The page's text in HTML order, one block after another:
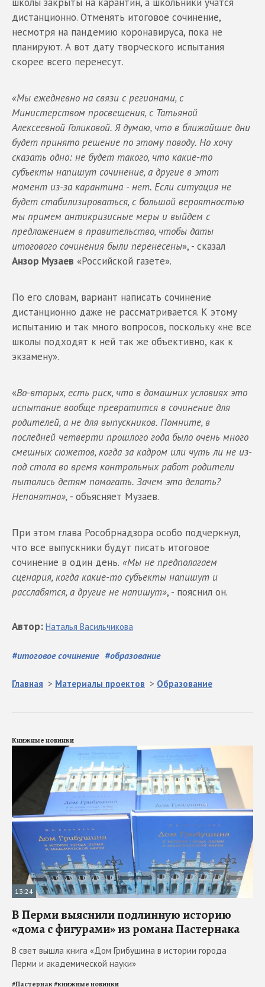
школы закрыты на карантин, а школьники учатся
дистанционно. Отменять итоговое сочинение,
несмотря на пандемию коронавируса, пока не
планируют. А вот дату творческого испытания
скорее всего перенесут.
«Мы ежедневно на связи с регионами, с
Министерством просвещения, с Татьяной
Алексеевной Голиковой. Я думаю, что в ближайшие дни
будет принято решение по этому поводу. Но хочу
сказать одно: не будет такого, что какие-то
субъекты напишут сочинение, а другие в этот
момент из-за карантина - нет. Если ситуация не
будет стабилизироваться, с большой вероятностью
мы примем антикризисные меры и выйдем с
предложением в правительство, чтобы даты
итогового сочинения были перенесены», - сказал
Анзор Музаев «Российской газете».
По его словам, вариант написать сочинение
дистанционно даже не рассматривается. К этому
испытанию и так много вопросов, поскольку «не все
школы подходят к ней так же объективно, как к
экзамену».
«Во-вторых, есть риск, что в домашних условиях это
испытание вообще превратится в сочинение для
родителей, а не для выпускников. Помните, в
последней четверти прошлого года было очень много
смешных сюжетов, когда за кадром или чуть ли не из-
под стола во время контрольных работ родители
пытались детям помогать. Зачем это делать?
Непонятно», - объясняет Музаев.
При этом глава Рособрнадзора особо подчеркнул,
что все выпускники будут писать итоговое
сочинение в один день. «Мы не предполагаем
сценария, когда какие-то субъекты напишут и
расслабятся, а другие не напишут», - пояснил он.
#итоговое сочинение #образование
Автор: Наталья Васильчикова
Главная > Материалы проектов > Образование
Книжные новинки
13:24
В Перми выяснили подлинную историю
«дома с фигурами» из романа Пастернака
В свет вышла книга «Дом Грибушина в истории города
Перми и академической науки»
#Пастернак#книжные новинки